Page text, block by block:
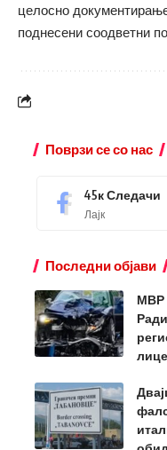
целосно
поднесени соодветни
Поврзи се со нас
45кСледачи
Лајк
Последни објави
МВР